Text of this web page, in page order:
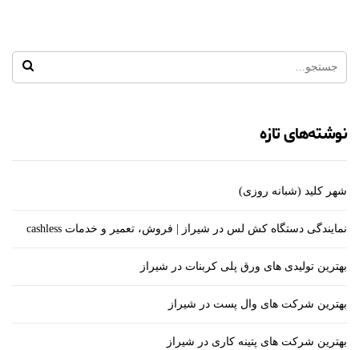
نوشته‌های تازه
شهر کلید (شبانه روزی)
نمایندگی دستگاه کش لس در شیراز | فروش، تعمیر و خدمات cashless
بهترین تولیدی های ورق پلی کربنات در شیراز
بهترین شرکت های وال پست در شیراز
بهترین شرکت های پتینه کاری در شیراز